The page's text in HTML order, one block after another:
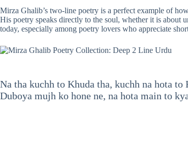
Mirza Ghalib’s two-line poetry is a perfect example of
His poetry speaks directly to the soul, whether it is about
today, especially among poetry lovers who appreciate
Na tha kuchh to Khuda tha, kuchh na hota to
Duboya mujh ko hone ne, na hota main to